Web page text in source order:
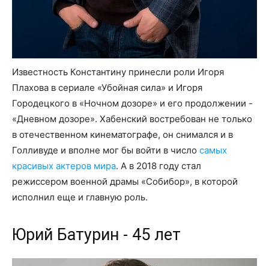
Известность Константину принесли роли Игоря
Плахова в сериале «Убойная сила» и Игоря
Городецкого в «Ночном дозоре» и его продолжении -
«Дневном дозоре». Хабенский востребован не только
в отечественном кинематографе, он снимался и в
Голливуде и вполне мог бы войти в число самых
красивых актеров мира. А в 2018 году стал
режиссером военной драмы «Собибор», в которой
исполнил еще и главную роль.
Юрий Батурин - 45 лет